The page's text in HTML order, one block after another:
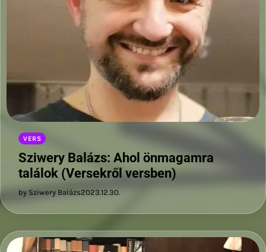
VERS
Sziwery Balázs: Ahol önmagamra
találok (Versekről versben)
by Sziwery Balázs2023.12.30.